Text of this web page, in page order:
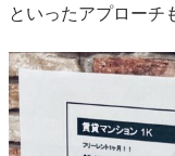
といったアプローチ